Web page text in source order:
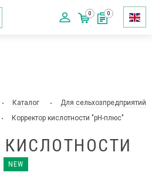
0 0
Каталог
Для сельхозпредприятий
Корректор кислотности "pH-плюс"
КИСЛОТНОСТИ
NEW